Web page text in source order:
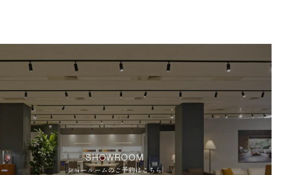
SHOWROOM
ショールームのご予約はこちら